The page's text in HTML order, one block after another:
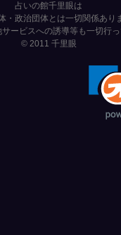
占いの館千里眼は
・政治団体とは一切関係あり
ービスへの誘導等も一切行っ
© 2011 千里眼